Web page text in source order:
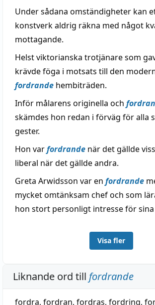
Under sådana omständigheter kan
konstverk aldrig räkna med något
mottagande.
Helst viktorianska trotjänare som
krävde föga i motsats till den
fordrande hembiträden.
Inför målarens originella och
skämdes hon redan i förväg för alla
gester.
Hon varfordrande när det gällde
liberal när det gällde andra.
Greta Arwidsson var en fordrande
mycket omtänksam chef och som
hon stort personligt intresse för
Visa fler
Liknande ord till fordrande
fordra, fordran, fordras, fordring,